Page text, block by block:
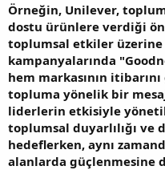
Örneğin, Unilever,
dostu ürünlere verdiği
toplumsal etkiler
kampanyalarında
hem markasının
topluma yönelik bir
liderlerin etkisiyle
toplumsal duyarlılığı ve
hedeflerken, aynı
alanlarda güçlenmesine